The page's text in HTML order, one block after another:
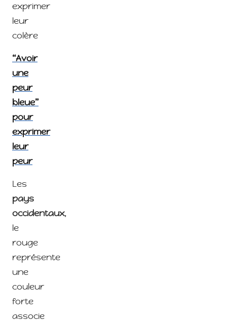
exprimer
leur
colère
“Avoir
une
peur
bleue”
pour
exprimer
leur
peur
Les
pays
occidentaux,
le
rouge
représente
une
couleur
forte
associe